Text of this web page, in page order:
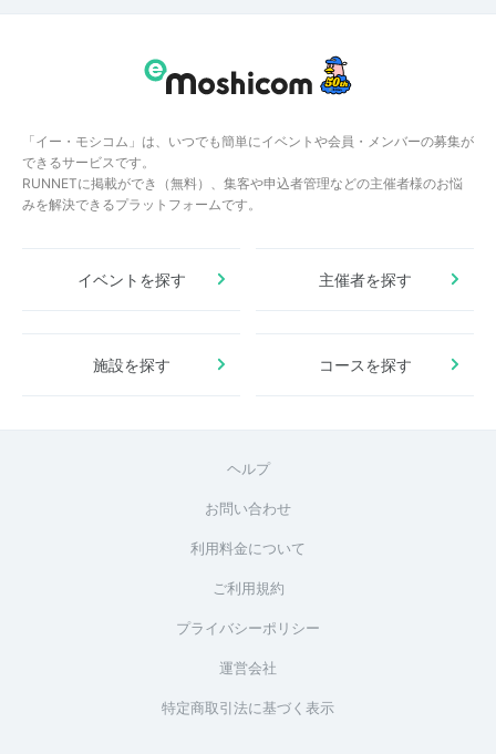
「イー・モシコム」は、いつでも簡単にイベントや会員・メンバーの募集が
できるサービスです。
RUNNETに掲載ができ（無料）、集客や申込者管理などの主催者様のお悩
みを解決できるプラットフォームです。
イベントを探す 主催者を探す
施設を探す コースを探す
ヘルプ
お問い合わせ
利用料金について
ご利用規約
プライバシーポリシー
運営会社
特定商取引法に基づく表示